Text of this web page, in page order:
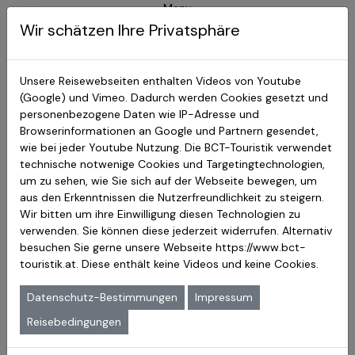
Menu
BCT-Touristik
Myanmar Reisen
Myanmar Intensiv24 Tage
Auf den Spuren der Akha
18 Tage
Myanmar & Vietnam 25 Tage
Südostasien Reisen
Vietnam Studienreise 18 Tage
Vietnam & Kambodscha24 Tage
Vietnam Intensiv24 Tage
Laos & Kambodscha24 Tage
Indonesien Intensiv24 Tage
Myanmar Informationen
Wissenwerte Reiseinfos
Myanmar Wetter
Bagan
Reisebewertungen unserer
Myanmarreisen
Unsere Reiseteilnehmer haben die Möglichkeit eine
Bewertung zu ihrer durchgeführten Reise abzugeben.
Dabei haben sie die Wahl zwischen einem kurzen
Kommentar und einem ausführlichen Kommentar
inklusive einer Liste besonders guter und weniger guter
Elemente
Neue Bewertung abgeben
Noch Fragen?
Wir schätzen Ihre Privatsphäre
Unsere Reisewebseiten enthalten Videos von Youtube
(Google) und Vimeo. Dadurch werden Cookies gesetzt und
personenbezogene Daten wie IP-Adresse und
Browserinformationen an Google und Partnern gesendet,
wie bei jeder Youtube Nutzung. Die BCT-Touristik verwendet
technische notwenige Cookies und Targetingtechnologien,
um zu sehen, wie Sie sich auf der Webseite bewegen, um
aus den Erkenntnissen die Nutzerfreundlichkeit zu steigern.
Wir bitten um ihre Einwilligung diesen Technologien zu
verwenden. Sie können diese jederzeit widerrufen. Alternativ
besuchen Sie gerne unsere Webseite https://www.bct-
touristik.at. Diese enthält keine Videos und keine Cookies.
Datenschutz-Bestimmungen
Impressum
Reisebedingungen